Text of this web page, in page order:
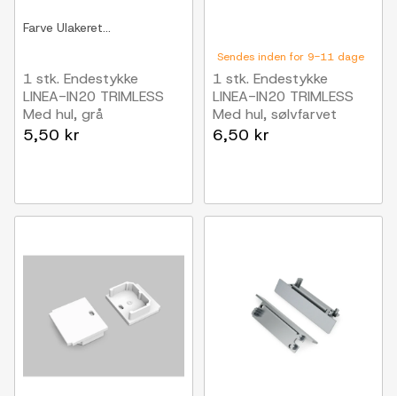
Farve Ulakeret...
1 stk. Endestykke
LINEA-IN20 TRIMLESS
Med hul, grå
5,50 kr
Sendes inden for 9-11 dage
1 stk. Endestykke
LINEA-IN20 TRIMLESS
Med hul, sølvfarvet
6,50 kr